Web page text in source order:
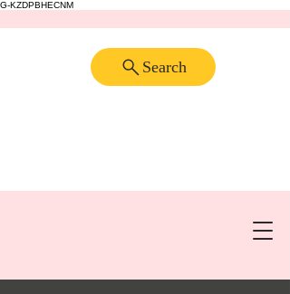
G-KZDPBHECNM
Search